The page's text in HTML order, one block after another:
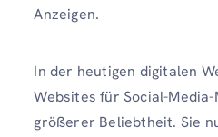
Anzeigen.
In der heutigen digitalen
Websites für Social-
größerer Beliebtheit. Sie